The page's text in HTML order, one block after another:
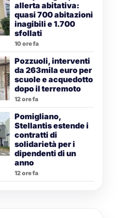
allerta abitativa:
quasi 700 abitazioni
inagibili e 1.700
sfollati
10 ore fa
Pozzuoli, interventi
da 263mila euro per
scuole e acquedotto
dopo il terremoto
12 ore fa
Pomigliano,
Stellantis estende i
contratti di
solidarietà per i
dipendenti di un
anno
12 ore fa